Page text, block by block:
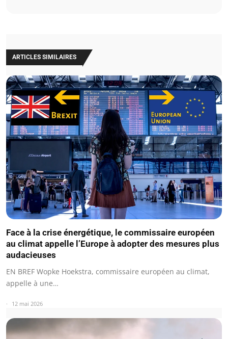
ARTICLES SIMILAIRES
Face à la crise énergétique, le commissaire européen
au climat appelle l’Europe à adopter des mesures plus
audacieuses
EN BREF Wopke Hoekstra, commissaire européen au climat,
appelle à une…
12 mai 2026